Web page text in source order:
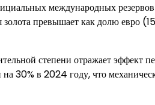
международных
золота превышает как долю
степени отражает
30% в 2024 году, что